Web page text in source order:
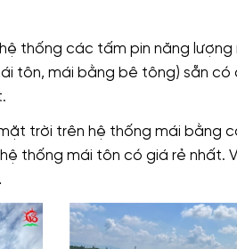
thống các tấm pin năng
tôn, mái bằng bê tông) sẵn
trời trên hệ thống mái bằng
thống mái tôn có giá rẻ nhất.